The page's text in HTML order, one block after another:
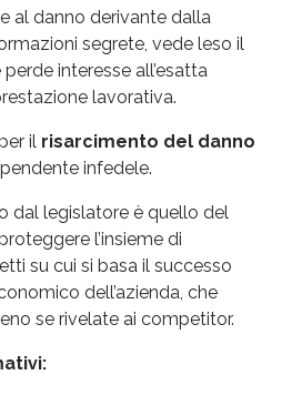
al danno derivante dalla
segrete, vede leso il
interesse all’esatta
lavorativa.
il risarcimento del danno
infedele.
dal legislatore è quello del
l’insieme di
su cui si basa il successo
dell’azienda, che
se rivelate ai competitor.